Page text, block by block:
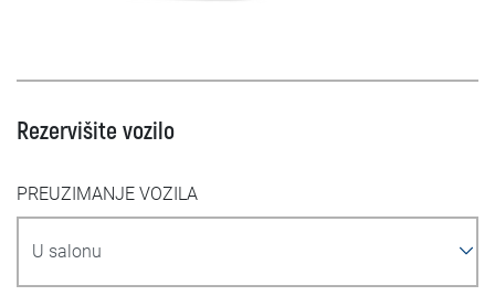
Rezervišite vozilo
PREUZIMANJE VOZILA